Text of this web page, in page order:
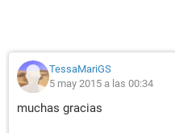
TessaMariGS
5 may 2015 a las 00:34
muchas gracias